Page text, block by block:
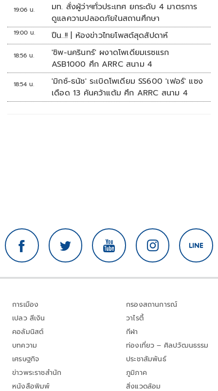
19:06 น.
มท. สั่งผู้ว่าฯทั่วประเทศ ยกระดับ 4 มาตรการ
ดูแลความปลอดภัยในสถานศึกษา
19:00 น. ปืน..!! | ห้องข่าวไทยโพสต์สุดสัปดาห์
18:56 น.
'ชิพ-นครินทร์' ผงาดโพเดียมเรซแรก
ASB1000 ศึก ARRC สนาม 4
18:54 น.
'มิกซ์-ธนัช' ระเบิดโพเดียม SS600 'เฟอร์' แซง
เดือด 13 คันคว้าแต้ม ศึก ARRC สนาม 4
การเมือง
เปลว สีเงิน
คอลัมนิสต์
บทความ
เศรษฐกิจ
ข่าวพระราชสำนัก
หนังสือพิมพ์
กรองสถานการณ์
วาไรตี้
กีฬา
ท่องเที่ยว – ศิลปวัฒนธรรม
ประชาสัมพันธ์
ภูมิภาค
สิ่งแวดล้อม